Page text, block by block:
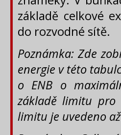
základě celkové
do rozvodné sítě.
Poznámka: Zde
energie v této
o ENB o
základě limitu pro
limitu je uvedeno